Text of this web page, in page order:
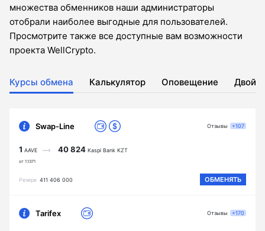
множества обменников наши администраторы
отобрали наиболее выгодные для пользователей.
Просмотрите также все доступные вам возможности
проекта WellCrypto.
Курсы обмена Калькулятор Оповещение
Swap-Line
1 AAVE
от 1.1371
40 824 Kaspi Bank KZT
Резерв 411 406 000 ОБМЕНЯТЬ
Отзывы +107
Tarifex Отзывы +170